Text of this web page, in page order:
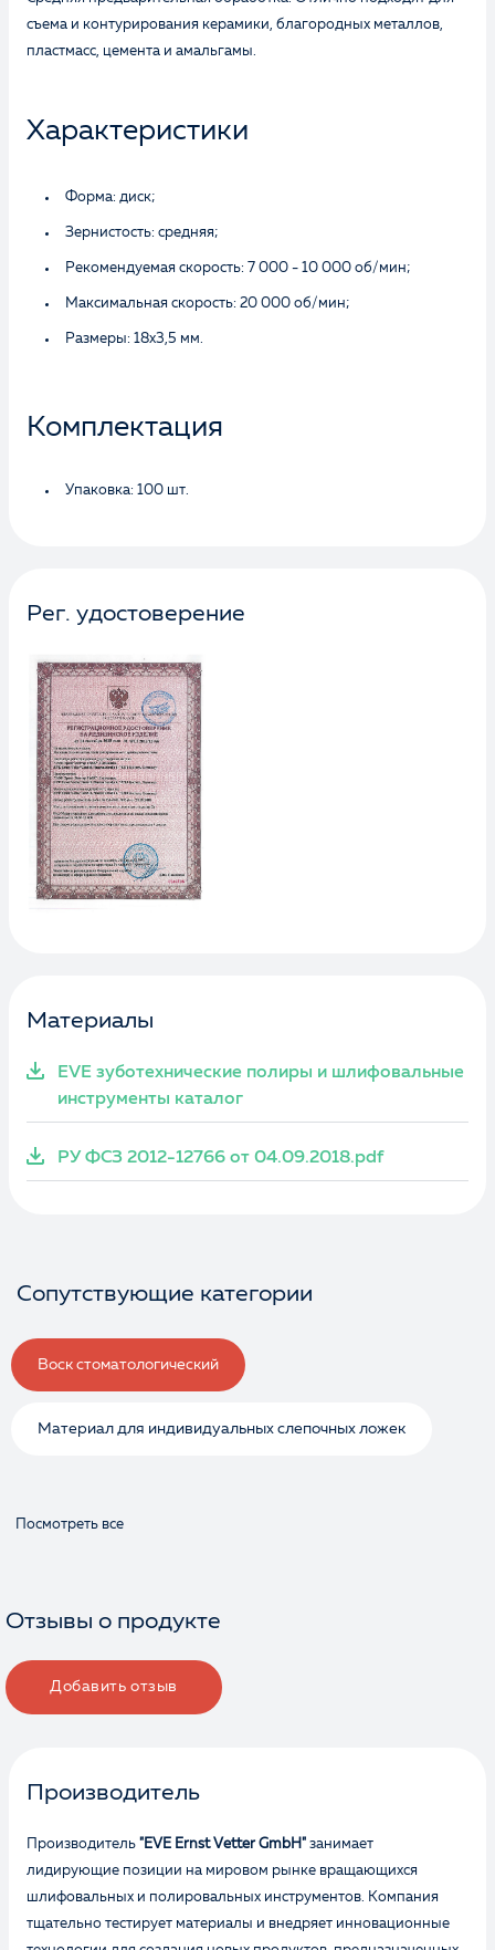
съема и контурирования керамики, благородных металлов,
пластмасс, цемента и амальгамы.
Характеристики
Форма: диск;
Зернистость: средняя;
Рекомендуемая скорость: 7 000 - 10 000 об/мин;
Максимальная скорость: 20 000 об/мин;
Размеры: 18х3,5 мм.
Комплектация
Упаковка: 100 шт.
Рег. удостоверение
Материалы
EVE зуботехнические полиры и шлифовальные
инструменты каталог
РУ ФСЗ 2012-12766 от 04.09.2018.pdf
Сопутствующие категории
Воск стоматологический
Материал для индивидуальных слепочных ложек
Посмотреть все
Отзывы о продукте
Добавить отзыв
Производитель
Производитель "EVE Ernst Vetter GmbH" занимает
лидирующие позиции на мировом рынке вращающихся
шлифовальных и полировальных инструментов. Компания
тщательно тестирует материалы и внедряет инновационные